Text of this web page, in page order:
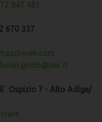
847 481
670 337
Ospizio 7 - Alto Adige/